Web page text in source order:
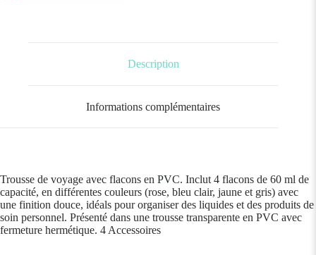
Description
Informations complémentaires
Trousse de voyage avec flacons en PVC. Inclut 4 flacons de 60 ml de
capacité, en différentes couleurs (rose, bleu clair, jaune et gris) avec
une finition douce, idéals pour organiser des liquides et des produits de
soin personnel. Présenté dans une trousse transparente en PVC avec
fermeture hermétique. 4 Accessoires